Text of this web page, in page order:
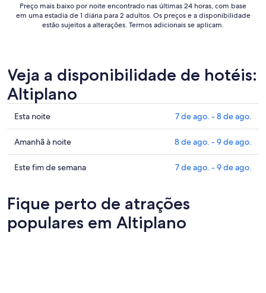
de
ago..
Preço mais baixo por noite encontrado nas últimas 24 horas, com base
em uma estadia de 1 diária para 2 adultos. Os preços e a disponibilidade
estão sujeitos a alterações. Termos adicionais se aplicam.
Veja a disponibilidade de hotéis:
Altiplano
Confira
os
preços
em
Altiplano
noite,
de
Esta noite 7 de ago. - 8 de ago.
Confira
os
preços
para
amanhã
à
Amanhã à noite 8 de ago. - 9 de ago.
Confira
em
Altiplano
para
Este fim de semana 7 de ago. - 9 de ago.
Fique perto de atrações
populares em Altiplano